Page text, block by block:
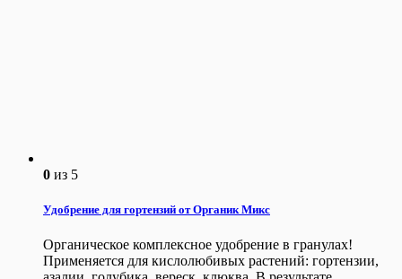
0 из 5
Удобрение для гортензий от Органик Микс
Органическое комплексное удобрение в гранулах!
Применяется для кислолюбивых растений: гортензии,